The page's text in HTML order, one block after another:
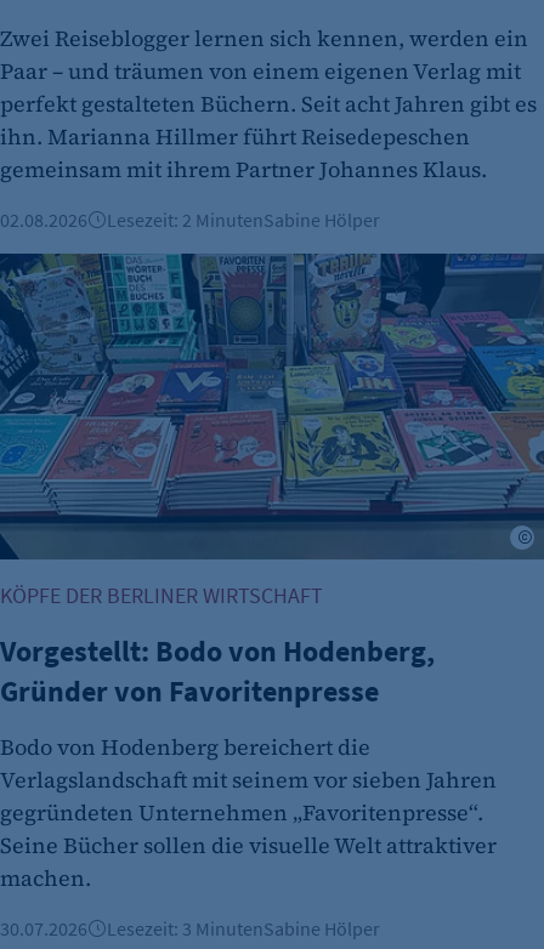
et_oi_v2
Anbieter:
etracker GmbH
Zweck:
Cookie Erkennung
Cookie Laufzeit:
2 Jahre
Name:
Anbieter:
etracker GmbH
Zweck:
Es erlaubt eTracker Cookies zu setzen.
Cookie Laufzeit:
480 Tage
etracker Analytics
Name:
Zwei Reiseblogger lernen sich kennen, werden ein
Paar – und träumen von einem eigenen Verlag mit
perfekt gestalteten Büchern. Seit acht Jahren gibt es
ihn. Marianna Hillmer führt Reisedepeschen
gemeinsam mit ihrem Partner Johannes Klaus.
02.08.2026 Lesezeit: 2 MinutenSabine Hölper
Vorgestellt: Bodo von Hodenberg, Gründer von
KÖPFE DER BERLINER WIRTSCHAFT
Vorgestellt: Bodo von Hodenberg,
Gründer von Favoritenpresse
Bodo von Hodenberg bereichert die
Verlagslandschaft mit seinem vor sieben Jahren
gegründeten Unternehmen „Favoritenpresse“.
Seine Bücher sollen die visuelle Welt attraktiver
machen.
30.07.2026 Lesezeit: 3 MinutenSabine Hölper